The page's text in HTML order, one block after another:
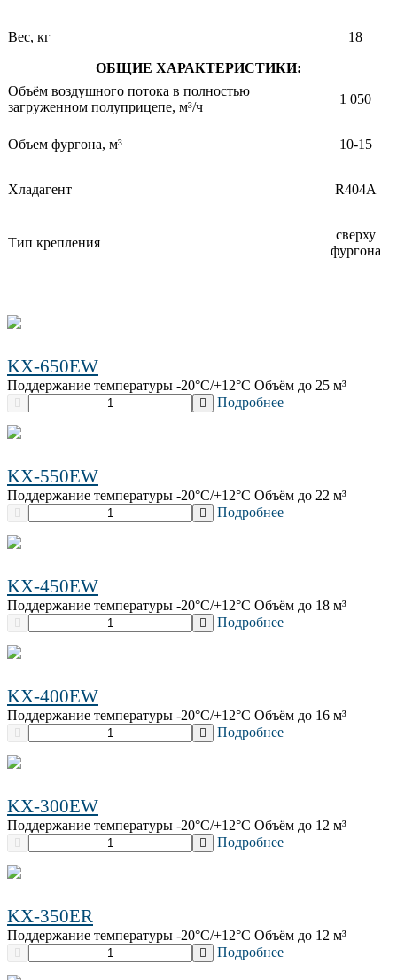
Вес, кг 18
ОБЩИЕ ХАРАКТЕРИСТИКИ:
Объём воздушного потока в полностью
загруженном полуприцепе, м³/ч
1 050
Объем фургона, м³ 10-15
Хладагент R404A
Тип крепления
сверху
фургона
KX-650EW
Поддержание температуры -20°C/+12°C Объём до 25 м³
Подробнее
KX-550EW
Поддержание температуры -20°C/+12°C Объём до 22 м³
Подробнее
KX-450EW
Поддержание температуры -20°C/+12°C Объём до 18 м³
Подробнее
KX-400EW
Поддержание температуры -20°C/+12°C Объём до 16 м³
Подробнее
KX-300EW
Поддержание температуры -20°C/+12°C Объём до 12 м³
Подробнее
KX-350ER
Поддержание температуры -20°C/+12°C Объём до 12 м³
Подробнее